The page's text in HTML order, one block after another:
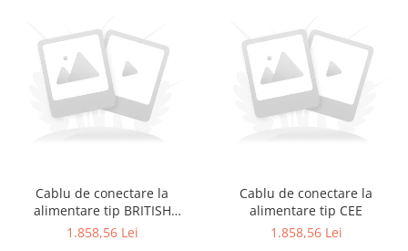
Accesorii detectare de gaz
Dispozitive de masurare radiatii
Diverse dispozitive de masurare
Filtre si sorburi
Pulberi de stingere
Stingatoare
Accesorii stingatoare, paturi si
accesorii antifoc
Cablu de conectare la
alimentare tip BRITISH
STANDARD
1.858,56 Lei
Cablu de conectare la
alimentare tip CEE
1.858,56 Lei